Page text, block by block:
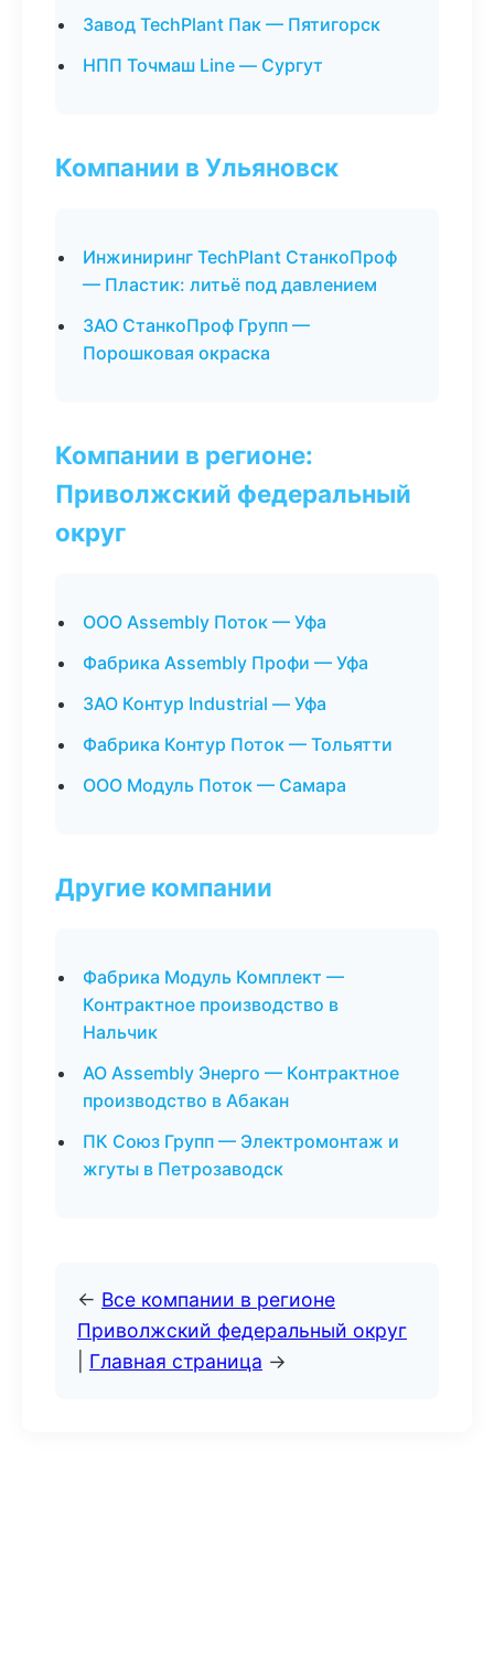
Завод TechPlant Пак — Пятигорск
НПП Точмаш Line — Сургут
Компании в Ульяновск
Инжиниринг TechPlant СтанкоПроф
— Пластик: литьё под давлением
ЗАО СтанкоПроф Групп —
Порошковая окраска
Компании в регионе:
Приволжский федеральный
округ
ООО Assembly Поток — Уфа
Фабрика Assembly Профи — Уфа
ЗАО Контур Industrial — Уфа
Фабрика Контур Поток — Тольятти
ООО Модуль Поток — Самара
Другие компании
Фабрика Модуль Комплект —
Контрактное производство в
Нальчик
АО Assembly Энерго — Контрактное
производство в Абакан
ПК Союз Групп — Электромонтаж и
жгуты в Петрозаводск
← Все компании в регионе
Приволжский федеральный округ
Главная страница →